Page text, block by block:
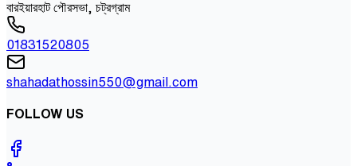
বারইয়ারহাট পৌরসভা, চট্রগ্রাম
01831520805
shahadathossin550@gmail.com
FOLLOW US